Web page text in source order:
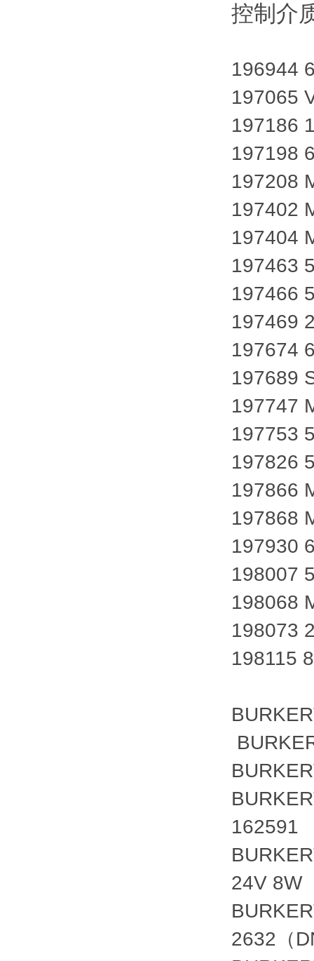
控制介
196944
197065
197186
197198
197208
197402
197404
197463
197466
197469
197674
197689
197747
197753
197826
197866
197868
197930
198007
198068
198073
198115
162591
24V 8W
2632（